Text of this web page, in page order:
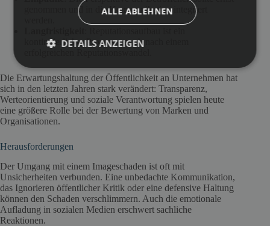
genommen und in die Kommunikation integriert
kontinuierlicher Prozess – auch nach einem
Die Erwartungshaltung der Öffentlichkeit an Unternehmen hat
sich in den letzten Jahren stark verändert: Transparenz,
Werteorientierung und soziale Verantwortung spielen heute
eine größere Rolle bei der Bewertung von Marken und
Organisationen.
Herausforderungen
Der Umgang mit einem Imageschaden ist oft mit
Unsicherheiten verbunden. Eine unbedachte Kommunikation,
das Ignorieren öffentlicher Kritik oder eine defensive Haltung
können den Schaden verschlimmern. Auch die emotionale
Aufladung in sozialen Medien erschwert sachliche
Reaktionen.
ALLE ABLEHNEN
DETAILS ANZEIGEN